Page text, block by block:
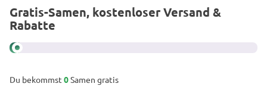
Wirkung genießen.
Gratis-Samen, kostenloser Versand &
Rabatte
Du bekommst 0Samen gratis